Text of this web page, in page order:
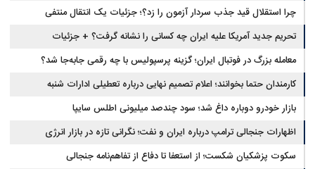
چرا استقلال قید جذب سردار آزمون را زد؟؛ جزئیات یک انتقال منتفی
تحریم جدید آمریکا علیه ایران چه کسانی را نشانه گرفت؟ + جزئیات
معامله بزرگ در فوتبال ایران؛ گزینه پرسپولیس با چه رقمی جابه‌جا شد؟
کارمندان حتما بخوانند؛ اعلام تصمیم نهایی درباره تعطیلی ادارات شنبه
بازار خودرو دوباره داغ شد؛ سود چندصد میلیونی اطلس سایپا
اظهارات جنجالی ترامپ درباره ایران و نفت؛ نگرانی تازه در بازار انرژی
سکوت پزشکیان شکست؛ از استعفا تا دفاع از تفاهم‌نامه جنجالی